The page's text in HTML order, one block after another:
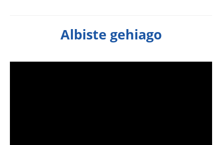
Albiste gehiago